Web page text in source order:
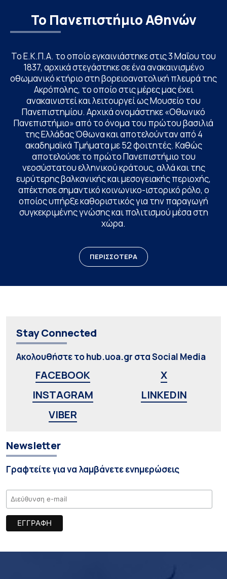
Το Πανεπιστήμιο Αθηνών
Το Ε.Κ.Π.Α. το οποίο εγκαινιάστηκε στις 3 Μαΐου του
1837, αρχικά στεγάστηκε σε ένα ανακαινισμένο
οθωμανικό κτήριο στη βορειοανατολική πλευρά της
Ακρόπολης, το οποίο στις μέρες μας έχει
ανακαινιστεί και λειτουργεί ως Μουσείο του
Πανεπιστημίου. Αρχικά ονομάστηκε «Οθωνικό
Πανεπιστήμιο» από το όνομα του πρώτου βασιλιά
της Ελλάδας Όθωνα και αποτελούνταν από 4
ακαδημαϊκά Τμήματα με 52 φοιτητές. Καθώς
αποτελούσε το πρώτο Πανεπιστήμιο του
νεοσύστατου ελληνικού κράτους, αλλά και της
ευρύτερης βαλκανικής και μεσογειακής περιοχής,
απέκτησε σημαντικό κοινωνικο-ιστορικό ρόλο, ο
οποίος υπήρξε καθοριστικός για την παραγωγή
συγκεκριμένης γνώσης και πολιτισμού μέσα στη
χώρα.
ΠΕΡΙΣΣΟΤΕΡΑ
Stay Connected
Ακολουθήστε το hub.uoa.gr στα Social Media
FACEBOOK
X
INSTAGRAM
LINKEDIN
VIBER
Newsletter
Γραφτείτε για να λαμβάνετε ενημερώσεις